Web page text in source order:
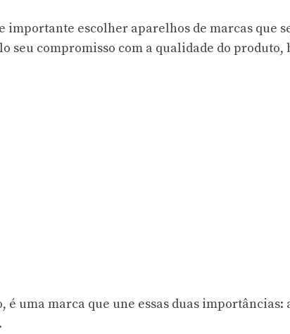
importante escolher aparelhos de marcas que
seu compromisso com a qualidade do produto,
é uma marca que une essas duas importâncias: